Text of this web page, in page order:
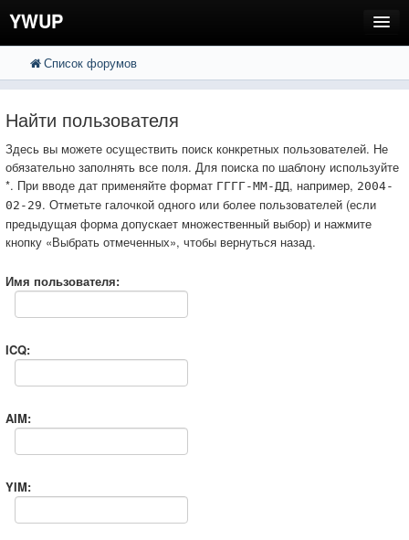
YWUP
FAQ
Вход
Список форумов
Найти пользователя
Здесь вы можете осуществить поиск конкретных пользователей. Не
обязательно заполнять все поля. Для поиска по шаблону используйте
*. При вводе дат применяйте формат ГГГГ-ММ-ДД, например, 2004-
02-29. Отметьте галочкой одного или более пользователей (если
предыдущая форма допускает множественный выбор) и нажмите
кнопку «Выбрать отмеченных», чтобы вернуться назад.
Имя пользователя:
ICQ:
AIM:
YIM: